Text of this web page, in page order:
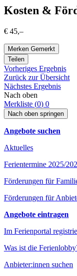
Kosten &
€ 45,–
Merken Gemerkt
Teilen
Vorheriges Ergebnis
Zurück zur Übersicht
Nächstes Ergebnis
Nach oben
Merkliste (0) 0
Nach oben springen
Angebote suchen
Aktuelles
Ferientermine 2025/
Förderungen für
Förderungen für
Angebote eintragen
Im Ferienportal
Was ist die
Anbieter:innen suchen